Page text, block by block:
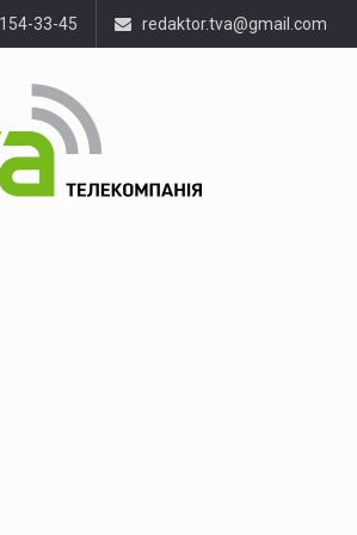
33-45 redaktor.tva@gmail.com